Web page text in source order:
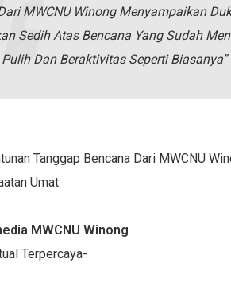
MWCNU Winong Menyampaikan
Sedih Atas Bencana Yang Sudah
Pulih Dan Beraktivitas Seperti
Tanggap Bencana Dari MWCNU
Umat
MWCNU Winong
Terpercaya-